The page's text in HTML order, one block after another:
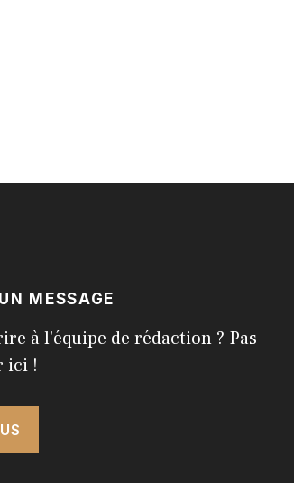
MESSAGE
à l'équipe de rédaction ? Pas
ici !